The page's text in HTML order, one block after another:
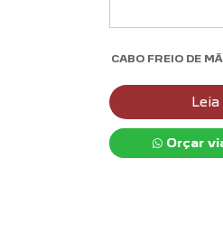
CABO FREIO DE
Orçar